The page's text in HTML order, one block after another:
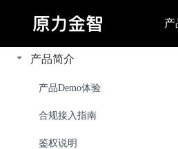
产品简介
产品Demo体验
合规接入指南
鉴权说明